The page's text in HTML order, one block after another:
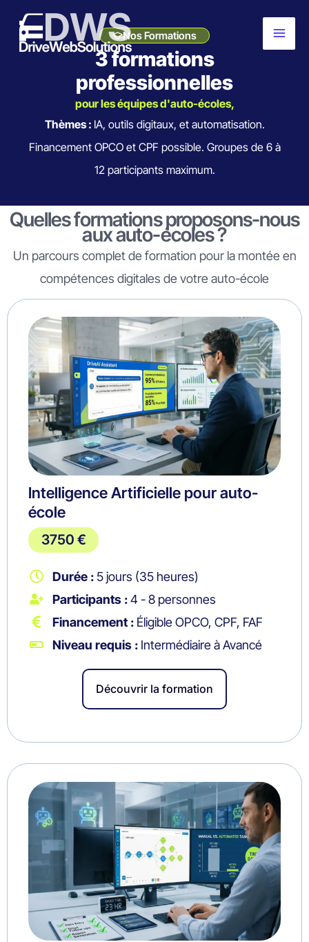
principal
contenu
Nos Formations
3 formations
professionnelles
pour les équipes d'auto-écoles,
Thèmes : IA, outils digitaux, et automatisation.
Financement OPCO et CPF possible. Groupes de 6 à
12 participants maximum.
Quelles formations proposons-nous
aux auto-écoles ?
Un parcours complet de formation pour la montée en
compétences digitales de votre auto-école
Intelligence Artificielle pour auto-
école
3750 €
Durée : 5 jours (35 heures)
Participants :4 - 8 personnes
Financement : Éligible OPCO, CPF, FAF
Niveau requis : Intermédiaire à Avancé
Découvrir la formation